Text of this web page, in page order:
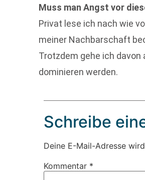
Muss man Angst vor
Privat lese ich nach wie
meiner Nachbarschaft
Trotzdem gehe ich davon
dominieren werden.
Schreibe
Deine E-Mail-Adresse
Kommentar *